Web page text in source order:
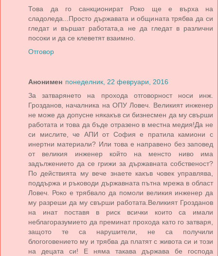
Това да го санкционират Роко ще е върха на
сладоледа...Просто държавата и общината трябва да си
гледат и вършат работата,а не да гледат в различни
посоки и да се клеветят взаимно.
Отговор
Анонимен понеделник, 22 февруари, 2016
За затварянето на прохода отговорност носи инж.
Грозданов, началника на ОПУ Ловеч. Великият инженер
не може да допусне някакъв си бизнесмен да му свърши
работата и това да бъде отразено в местна медия!Да не
си мислите, че АПИ от София е пратила камиони с
инертни материали? Или това е направено без заповед
от великия инженер който на менсто ниво има
задължението да се грижи за държавната собственост?
По действията му вече знаете какъв човек управлява,
поддържа и ръководи държавната пътна мрежа в област
Ловеч. Роко е трябвало да помоли великия инженер да
му разреши да му свърши работата.Великият Грозданов
на инат поставя в риск всички които са имали
неблагоразумието да преминат прохода като го затваря,
защото те са нарушители, не са получили
блогоговението му и трябва да платят с живота си и този
на децата си! Е няма такава държава бе господа